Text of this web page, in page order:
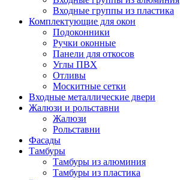
Входные группы из пластика
Комплектующие для окон
Подоконники
Ручки оконные
Панели для откосов
Углы ПВХ
Отливы
Москитные сетки
Входные металлические двери
Жалюзи и рольставни
Жалюзи
Рольставни
Фасады
Тамбуры
Тамбуры из алюминия
Тамбуры из пластика